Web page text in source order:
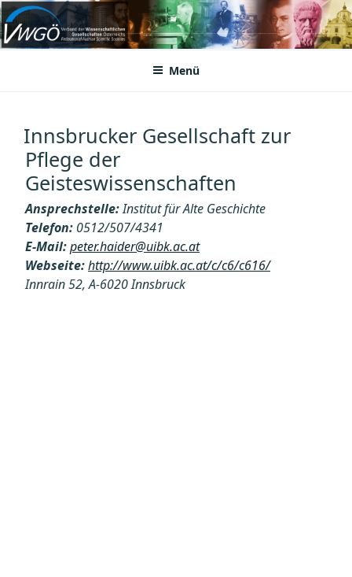
Zum
Inhalt
springenVWGÖ
Federation of Austrian Scientific Societies
Menü
Innsbrucker Gesellschaft zur
Pflege der
Geisteswissenschaften
Ansprechstelle:Institut für Alte Geschichte
Telefon: 0512/507/4341
E-Mail:peter.haider@uibk.ac.at
Webseite:http://www.uibk.ac.at/c/c6/c616/
Innrain 52, A-6020 Innsbruck